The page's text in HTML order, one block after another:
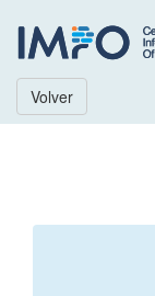
Volver